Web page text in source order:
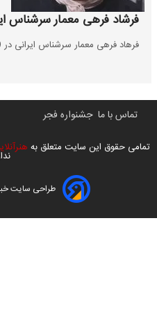
فرشاد فرهی معمار سرشناس
فرهاد فرهی معمار سرشناس ایرانی در 79 سالگی درگذشت.
تماس با ما جشنواره فجر
تمامی حقوق این سایت متعلق به
طراحی سایت